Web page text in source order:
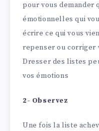
pour vous demander
émotionnelles qui
écrire ce qui vous
repenser ou corriger
Dresser des listes
vos émotions
2- Observez
Une fois la liste